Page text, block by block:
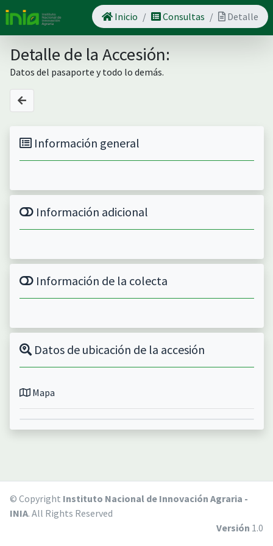
Inicio Consultas Detalle
Detalle de la Accesión:
Datos del pasaporte y todo lo demás.
Información general
Información adicional
Información de la colecta
Datos de ubicación de la accesión
Mapa
© Copyright Instituto Nacional de Innovación Agraria -
INIA. All Rights Reserved
Versión 1.0